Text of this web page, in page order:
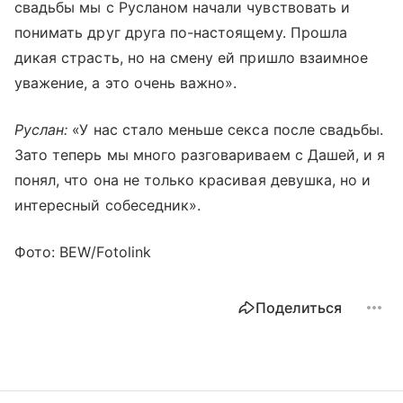
свадьбы мы с Русланом начали чувствовать и
понимать друг друга по-настоящему. Прошла
дикая страсть, но на смену ей пришло взаимное
уважение, а это очень важно».
Руслан: «У нас стало меньше секса после свадьбы.
Зато теперь мы много разговариваем с Дашей, и я
понял, что она не только красивая девушка, но и
интересный собеседник».
Фото: BEW/Fotolink
Поделиться